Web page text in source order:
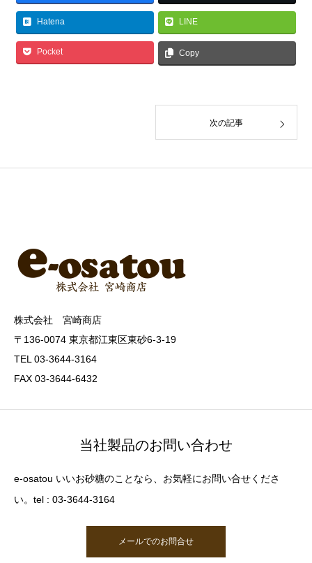
Hatena LINE
Pocket Copy
次の記事
株式会社 宮崎商店
〒136-0074 東京都江東区東砂6-3-19
TEL 03-3644-3164
FAX 03-3644-6432
当社製品のお問い合わせ
e-osatou いいお砂糖のことなら、お気軽にお問い合せくださ
い。tel : 03-3644-3164
メールでのお問合せ